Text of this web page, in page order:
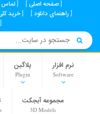
صفحه اصلی تماس
راهنمای دانلود
خرید
نرم افزار
Software
پلاگین
Plugin
مجموعه آبجکت
3D Models